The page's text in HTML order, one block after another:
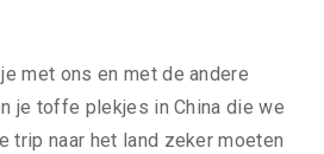
met ons en met de andere
je toffe plekjes in China die we
trip naar het land zeker moeten